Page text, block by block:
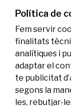
genoma i
Política de
Fem servir
finalitats
analítiques i
adaptar el
te publicitat
segons la
les, rebutjar-